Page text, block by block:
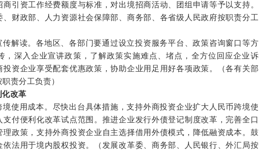
引资工作经费额度与标准，对出境招商活动、团组申请等予以支持。
、财政部、人力资源社会保障部、商务部、各省级人民政府按职责分工
解读。 各地区、各部门要通过设立投资服务平台、政策咨询窗口等方
，深入企业宣讲政策，了解政策实施难点、堵点，全方位回应企业诉
资企业享受配套优惠政策，协助企业用足用好各项政策。
（各有关部
责分工负责）
化改革
境使用成本。 尽快出台具体措施，支持外商投资企业扩大人民币跨境使
支付便利化改革试点范围。推进企业发行外债登记制度改革，完善全口
理政策，支持外商投资企业自主选择借用外债模式，降低融资成本。鼓
法用于境内股权投资。
（发展改革委、商务部、人民银行、外汇局按